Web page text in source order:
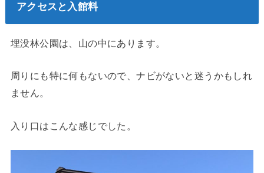
アクセスと入館料
埋没林公園は、山の中にあります。
周りにも特に何もないので、ナビがないと迷うかもしれ
ません。
入り口はこんな感じでした。